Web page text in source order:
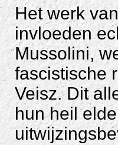
Het werk
invloeden
Mussolini,
fascistische
Veisz. Dit
hun heil